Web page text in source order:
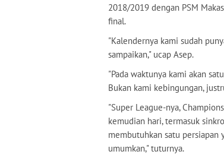
2018/2019 dengan PSM
final.
"Kalendernya kami sudah
sampaikan," ucap Asep.
"Pada waktunya kami akan
Bukan kami kebingungan,
"Super League-nya,
kemudian hari, termasuk
membutuhkan satu
umumkan," tuturnya.